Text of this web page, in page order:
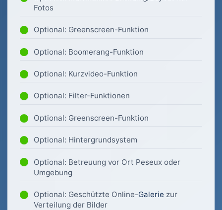
Fotos
Optional: Greenscreen-Funktion
Optional: Boomerang-Funktion
Optional: Kurzvideo-Funktion
Optional: Filter-Funktionen
Optional: Greenscreen-Funktion
Optional: Hintergrundsystem
Optional: Betreuung vor Ort Peseux oder
Umgebung
Optional: Geschützte Online-Galerie zur
Verteilung der Bilder